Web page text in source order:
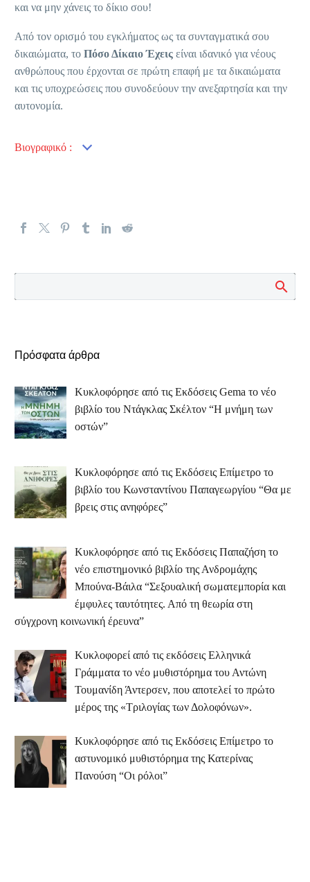
και να μην χάνεις το δίκιο σου!
Από τον ορισμό του εγκλήματος ως τα συνταγματικά σου
δικαιώματα, το Πόσο Δίκαιο Έχεις είναι ιδανικό για νέους
ανθρώπους που έρχονται σε πρώτη επαφή με τα δικαιώματα
και τις υποχρεώσεις που συνοδεύουν την ανεξαρτησία και την
αυτονομία.
Βιογραφικό :
Πρόσφατα άρθρα
Κυκλοφόρησε από τις Εκδόσεις Gema το νέο
βιβλίο του Ντάγκλας Σκέλτον “Η μνήμη των
οστών”
Κυκλοφόρησε από τις Εκδόσεις Επίμετρο το
βιβλίο του Κωνσταντίνου Παπαγεωργίου “Θα με
βρεις στις ανηφόρες”
Κυκλοφόρησε από τις Εκδόσεις Παπαζήση το
νέο επιστημονικό βιβλίο της Ανδρομάχης
Μπούνα-Βάιλα “Σεξουαλική σωματεμπορία και
έμφυλες ταυτότητες. Από τη θεωρία στη
σύγχρονη κοινωνική έρευνα”
Κυκλοφορεί από τις εκδόσεις Ελληνικά
Γράμματα το νέο μυθιστόρημα του Αντώνη
Τουμανίδη Άντερσεν, που αποτελεί το πρώτο
μέρος της «Τριλογίας των Δολοφόνων».
Κυκλοφόρησε από τις Εκδόσεις Επίμετρο το
αστυνομικό μυθιστόρημα της Κατερίνας
Πανούση “Οι ρόλοι”